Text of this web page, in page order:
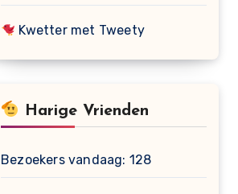
Kwetter met Tweety
Harige Vrienden
Bezoekers vandaag: 128